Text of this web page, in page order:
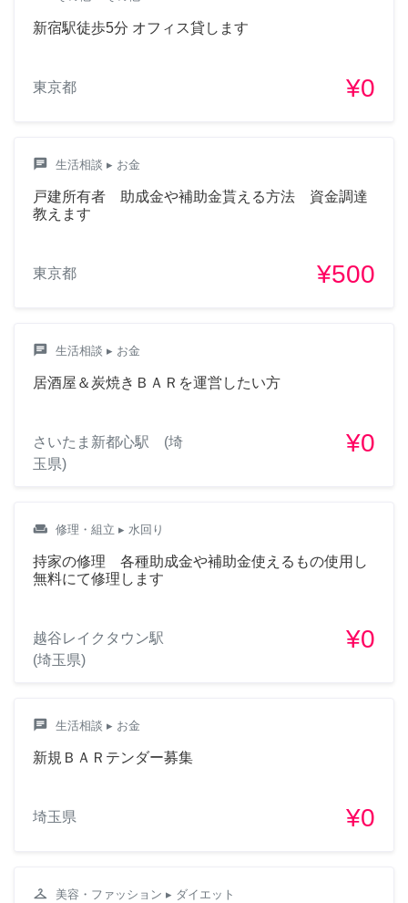
新宿駅徒歩5分 オフィス貸します
東京都 ¥0
chat 生活相談 ▸ お金
戸建所有者 助成金や補助金貰える方法 資金調達
教えます
東京都 ¥500
chat 生活相談 ▸ お金
居酒屋＆炭焼きＢＡＲを運営したい方
さいたま新都心駅 (埼
玉県)
¥0
weekend 修理・組立 ▸ 水回り
持家の修理 各種助成金や補助金使えるもの使用し
無料にて修理します
越谷レイクタウン駅
(埼玉県)
¥0
chat 生活相談 ▸ お金
新規ＢＡＲテンダー募集
埼玉県 ¥0
checkroom 美容・ファッション ▸ ダイエット